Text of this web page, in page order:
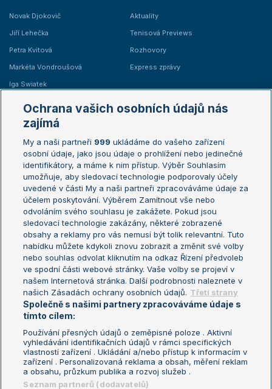
Novak Djokovič
Jiří Lehečka
Petra Kvitová
Markéta Vondroušová
Iga Swiatek
Aktuality
Tenisová Previews
Rozhovory
Express zprávy
Žebříčky
Žebříček ATP (muži)
Žebříček WTA (ženy)
Sázkařský žebříček
Australian Open
French Open
Wimbledon
US Open
Turnaj mistrů
Turnaj mistryň
Aktualní trendy
Fotbalové přestupy
Livesport Daily
LS Prague Open
Podmínky užití
Nastavení soukromí
GDPR a žurnalistika
Reklama
Kontakt
Informace o zpracování osobních
údajů
Ochrana vašich osobních údajů nás
zajímá
My a naši partneři 999 ukládáme do vašeho zařízení
osobní údaje, jako jsou údaje o prohlížení nebo jedinečné
identifikátory, a máme k nim přístup. Výběr Souhlasím
umožňuje, aby sledovací technologie podporovaly účely
uvedené v části My a naši partneři zpracováváme údaje za
účelem poskytování. Výběrem Zamítnout vše nebo
odvoláním svého souhlasu je zakážete. Pokud jsou
sledovací technologie zakázány, některé zobrazené
obsahy a reklamy pro vás nemusí být tolik relevantní. Tuto
nabídku můžete kdykoli znovu zobrazit a změnit své volby
nebo souhlas odvolat kliknutím na odkaz Řízení předvoleb
ve spodní části webové stránky. Vaše volby se projeví v
našem Internetová stránka. Další podrobnosti naleznete v
našich Zásadách ochrany osobních údajů. Třetí strany
Společně s našimi partnery zpracováváme údaje s
tímto cílem:
Používání přesných údajů o zeměpisné poloze . Aktivní
vyhledávání identifikačních údajů v rámci specifických
vlastností zařízení . Ukládání a/nebo přístup k informacím v
zařízení . Personalizovaná reklama a obsah, měření reklam
a obsahu, průzkum publika a rozvoj služeb .
Seznam partnerů (dodavatelů)